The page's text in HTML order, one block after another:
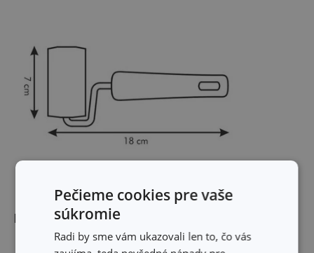
Rozmery
Pečieme cookies pre vaše
súkromie
Radi by sme vám ukazovali len to, čo vás